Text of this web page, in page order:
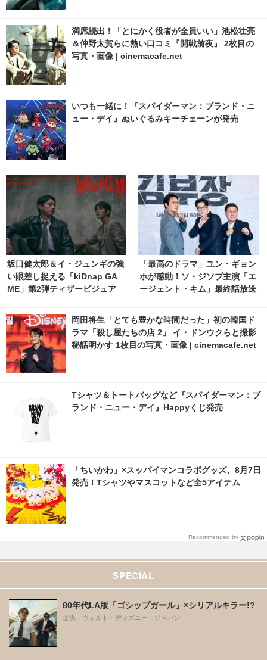
満席続出！「とにかく役者が全員いい」池松壮亮
＆仲野太賀らに熱い口コミ『開戦前夜』 2枚目の
写真・画像 | cinemacafe.net
いつも一緒に！『スパイダーマン：ブランド・ニ
ュー・デイ』ぬいぐるみキーチェーンが発売
坂口健太郎＆イ・ジュンギの強
い眼差し捉える「kiDnap GA
ME」第2弾ティザービジュア
「最高のドラマ」ユン・ギョン
ホが感動！ソ・ジソブ主演「エ
ージェント・キム」最終話放送
禁 1枚目の写真・画像 | cinem
acafe.net
岡田将生「とても豊かな時間だった」初の韓国ド
ラマ「殺し屋たちの店 2」 イ・ドンウクらと撮影
秘話明かす 1枚目の写真・画像 | cinemacafe.net
Tシャツ＆トートバッグなど『スパイダーマン：ブ
ランド・ニュー・デイ』Happyくじ発売
「ちいかわ」×スッパイマンコラボグッズ、8月7日
発売！Tシャツやマスコットなど全5アイテム
Recommended by
SPECIAL
80年代LA版「ゴシップガール」×シリアルキラー!?
提供：ウォルト・ディズニー・ジャパン